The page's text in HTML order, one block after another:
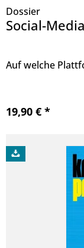
Dossier
Social-
Auf welche
19,90 € *